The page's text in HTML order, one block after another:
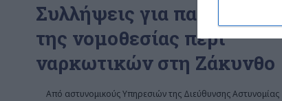
Συλλήψεις για παραβάσεις
της νομοθεσίας περί
ναρκωτικών στη Ζάκυνθο
Από αστυνομικούς Υπηρεσιών της Διεύθυνσης Αστυνομίας